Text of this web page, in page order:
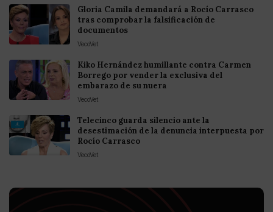
Gloria Camila demandará a Rocío Carrasco
tras comprobar la falsificación de
documentos
VecoVet
Kiko Hernández humillante contra Carmen
Borrego por vender la exclusiva del
embarazo de su nuera
VecoVet
Telecinco guarda silencio ante la
desestimación de la denuncia interpuesta por
Rocío Carrasco
VecoVet